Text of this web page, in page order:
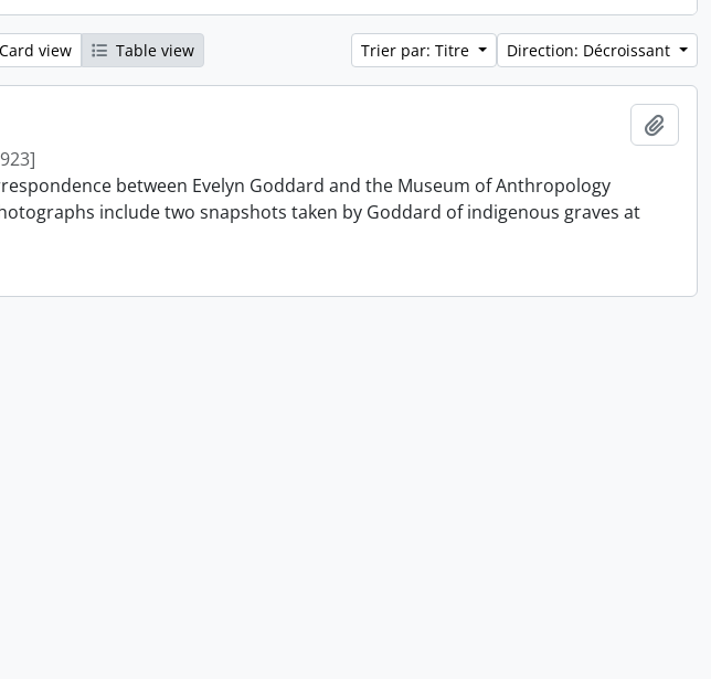
Card view Table view Trier par: Titre Direction: Décroissant
between Evelyn Goddard and the Museum of Anthropology
include two snapshots taken by Goddard of indigenous graves at